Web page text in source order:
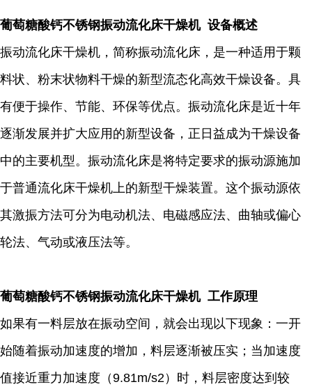
葡萄糖酸钙不锈钢振动流化床干燥机 设备概述
振动流化床干燥机，简称振动流化床，是一种适用于颗
料状、粉末状物料干燥的新型流态化高效干燥设备。具
有便于操作、节能、环保等优点。振动流化床是近十年
逐渐发展并扩大应用的新型设备，正日益成为干燥设备
中的主要机型。振动流化床是将特定要求的振动源施加
于普通流化床干燥机上的新型干燥装置。这个振动源依
其激振方法可分为电动机法、电磁感应法、曲轴或偏心
轮法、气动或液压法等。
葡萄糖酸钙不锈钢振动流化床干燥机 工作原理
如果有一料层放在振动空间，就会出现以下现象：一开
始随着振动加速度的增加，料层逐渐被压实；当加速度
值接近重力加速度（9.81m/s2）时，料层密度达到较